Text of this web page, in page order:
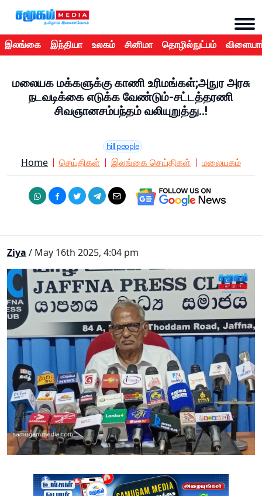
இலங்கை இந்தியா உலகம் சினிமா தொழில்நுட்பம்
மலையக மக்களுக்கு காணி உரிமங்கள்;அநுர அரசு
நடவடிக்கை எடுக்க வேண்டும்-சட்டத்தரணி
சிவஞானசம்பந்தம் வலியுறுத்து..!
hill people
Home செய்திகள் இலங்கை செய்திகள் மலையகம்
Ziya / May 16th 2025, 4:04 pm